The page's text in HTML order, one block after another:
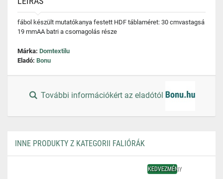
fábol készült mutatókanya festett HDF táblaméret: 30 cmvastagsá
19 mmAA batri a csomagolás része
Márka: Domtextilu
Eladó: Bonu
További információkért az eladótól
INNE PRODUKTY Z KATEGORII FALIÓRÁK
KEDVEZMÉNY